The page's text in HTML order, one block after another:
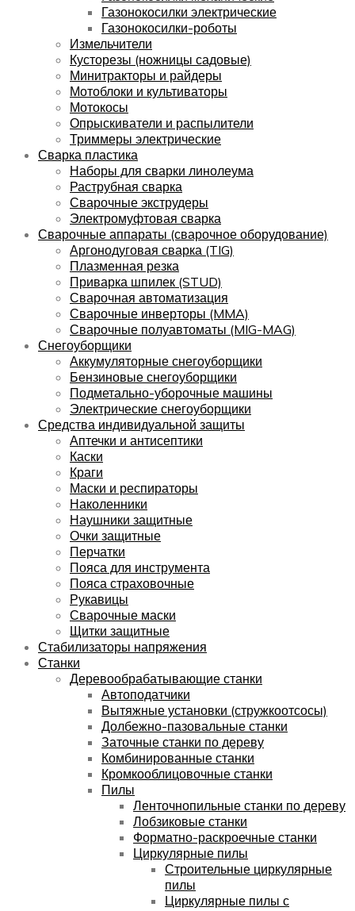
Газонокосилки электрические
Газонокосилки-роботы
Измельчители
Кусторезы (ножницы садовые)
Минитракторы и райдеры
Мотоблоки и культиваторы
Мотокосы
Опрыскиватели и распылители
Триммеры электрические
Сварка пластика
Наборы для сварки линолеума
Раструбная сварка
Сварочные экструдеры
Электромуфтовая сварка
Сварочные аппараты (сварочное оборудование)
Аргонодуговая сварка (TIG)
Плазменная резка
Приварка шпилек (STUD)
Сварочная автоматизация
Сварочные инверторы (MMA)
Сварочные полуавтоматы (MIG-MAG)
Снегоуборщики
Аккумуляторные снегоуборщики
Бензиновые снегоуборщики
Подметально-уборочные машины
Электрические снегоуборщики
Средства индивидуальной защиты
Аптечки и антисептики
Каски
Краги
Маски и респираторы
Наколенники
Наушники защитные
Очки защитные
Перчатки
Пояса для инструмента
Пояса страховочные
Рукавицы
Сварочные маски
Щитки защитные
Стабилизаторы напряжения
Станки
Деревообрабатывающие станки
Автоподатчики
Вытяжные установки (стружкоотсосы)
Долбежно-пазовальные станки
Заточные станки по дереву
Комбинированные станки
Кромкооблицовочные станки
Пилы
Ленточнопильные станки по дереву
Лобзиковые станки
Форматно-раскроечные станки
Циркулярные пилы
Строительные циркулярные
пилы
Циркулярные пилы с